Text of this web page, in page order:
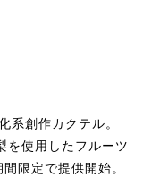
系創作カクテル。
使用したフルーツ
限定で提供開始。